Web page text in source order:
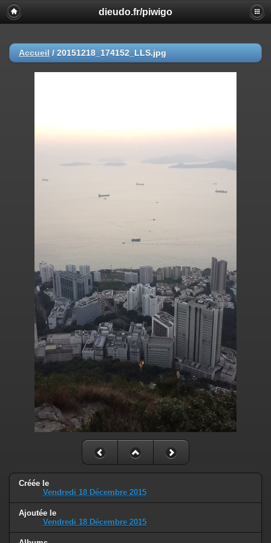
dieudo.fr/piwigo
Accueil / 20151218_174152_LLS.jpg
Créée le
Vendredi 18 Décembre 2015
Ajoutée le
Vendredi 18 Décembre 2015